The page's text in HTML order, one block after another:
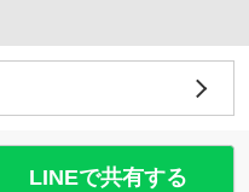
LINEで共有する